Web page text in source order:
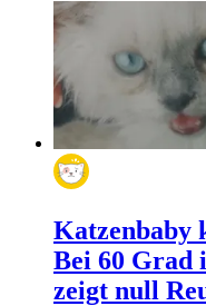
Katzenbaby
Bei 60 Grad
zeigt null